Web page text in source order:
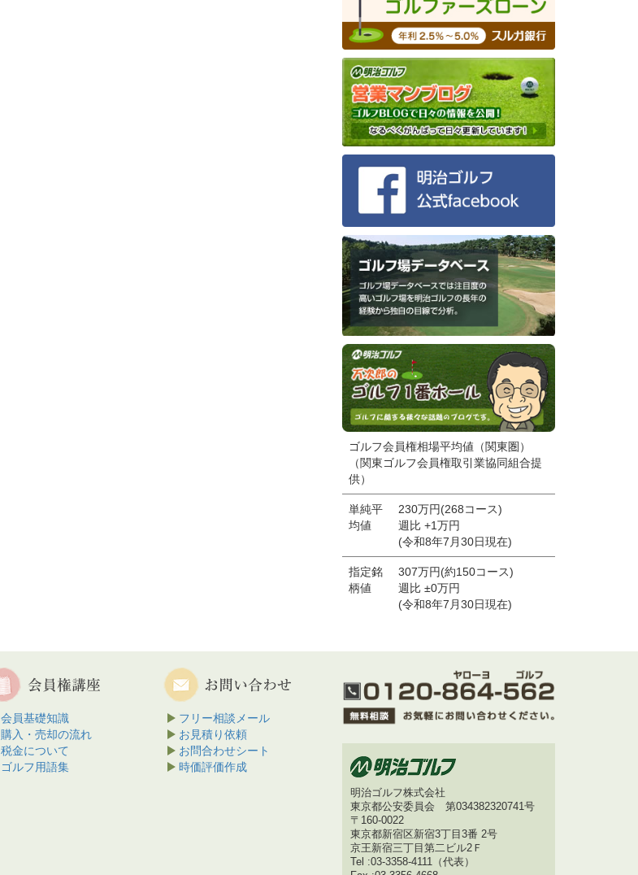
ゴルフ会員権相場平均値（関東圏）
（関東ゴルフ会員権取引業協同組合提
供）
単純平
均値
230万円(268コース)
週比 +1万円
(令和8年7月30日現在)
指定銘
柄値
307万円(約150コース)
週比 ±0万円
(令和8年7月30日現在)
会員基礎知識
購入・売却の流れ
税金について
ゴルフ用語集
フリー相談メール
お見積り依頼
お問合わせシート
時価評価作成
明治ゴルフ株式会社
東京都公安委員会 第034382320741号
〒160-0022
東京都新宿区新宿3丁目3番 2号
京王新宿三丁目第二ビル2Ｆ
Tel :03-3358-4111（代表）